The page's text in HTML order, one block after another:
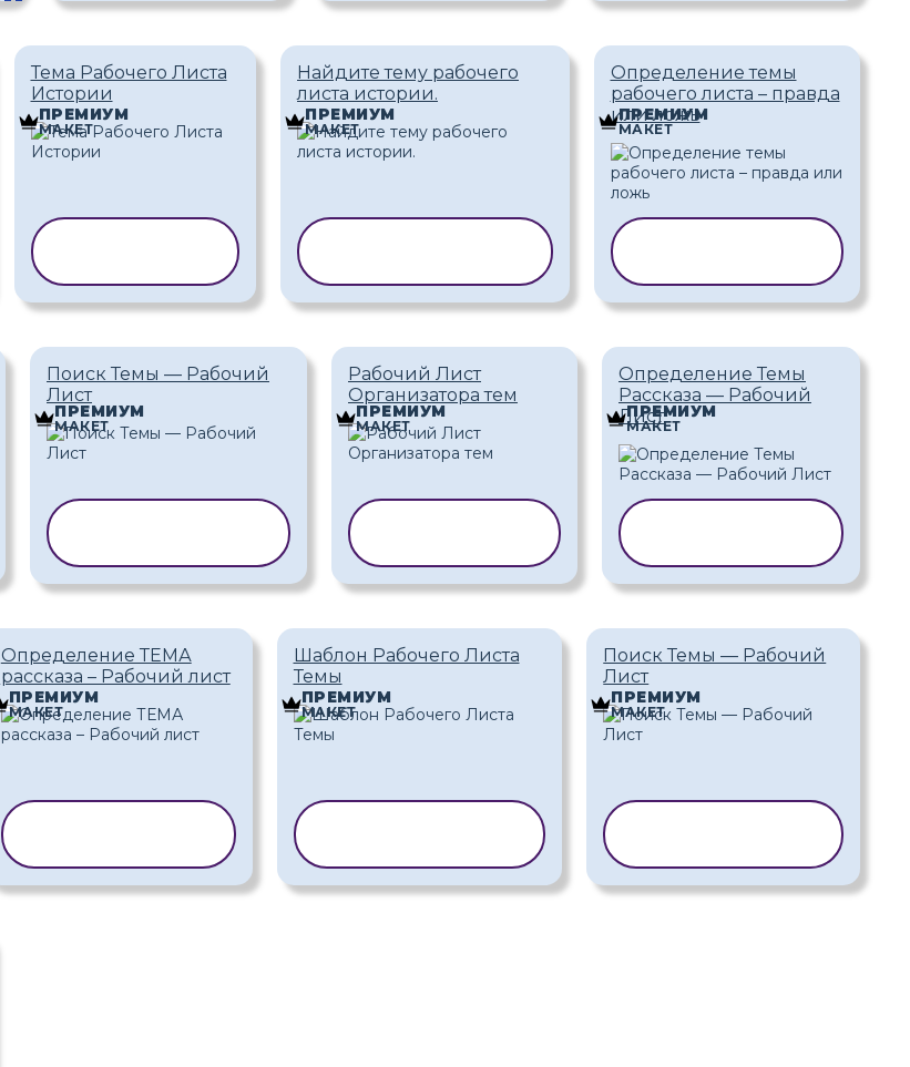
Тема Рабочего Листа
Истории
ПРЕМИУМ
МАКЕТ
Найдите тему рабочего
листа истории.
ПРЕМИУМ
МАКЕТ
Определение темы
рабочего листа – правда
или ложь
ПРЕМИУМ
МАКЕТ
Поиск Темы — Рабочий
Лист
ПРЕМИУМ
МАКЕТ
Рабочий Лист
Организатора тем
ПРЕМИУМ
МАКЕТ
Определение Темы
Рассказа — Рабочий
Лист
ПРЕМИУМ
МАКЕТ
Определение ТЕМА
рассказа – Рабочий лист
ПРЕМИУМ
МАКЕТ
Шаблон Рабочего Листа
Темы
ПРЕМИУМ
МАКЕТ
Поиск Темы — Рабочий
Лист
ПРЕМИУМ
МАКЕТ